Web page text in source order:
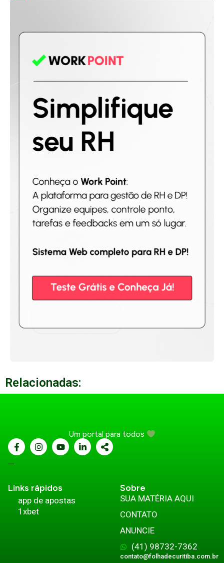
Relacionadas:
Um portal para todos
...
Links rápidos
app de apostas
1xbet
Sobre
SUA MATÉRIA AQUI
CONTATO
ANUNCIE
(41) 98732-7362
contato@folhadecuritiba.com.br